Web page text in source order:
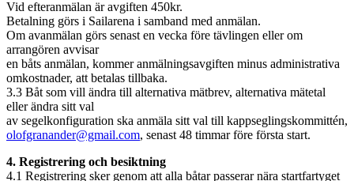
Vid efteranmälan är avgiften 450kr.
Betalning görs i Sailarena i samband med anmälan.
Om avanmälan görs senast en vecka före tävlingen eller om
arrangören avvisar
en båts anmälan, kommer anmälningsavgiften minus administrativa
omkostnader, att betalas tillbaka.
3.3 Båt som vill ändra till alternativa mätbrev, alternativa mätetal
eller ändra sitt val
av segelkonfiguration ska anmäla sitt val till kappseglingskommittén,
olofgranander@gmail.com, senast 48 timmar före första start.
4. Registrering och besiktning
4.1 Registrering sker genom att alla båtar passerar nära startfartyget